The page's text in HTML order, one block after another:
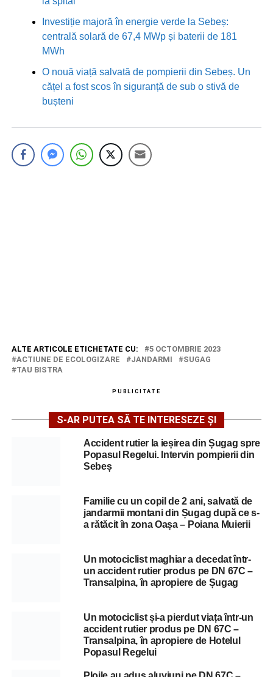
Investiție majoră în energie verde la Sebeș:
centrală solară de 67,4 MWp și baterii de 181
MWh
O nouă viață salvată de pompierii din Sebeș. Un
cățel a fost scos în siguranță de sub o stivă de
bușteni
ALTE ARTICOLE ETICHETATE CU:
5 OCTOMBRIE 2023
ACTIUNE DE ECOLOGIZARE
JANDARMI
SUGAG
TAU BISTRA
PUBLICITATE
S-AR PUTEA SĂ TE INTERESEZE ȘI
Accident rutier la ieșirea din Șugag spre
Popasul Regelui. Intervin pompierii din
Sebeș
Familie cu un copil de 2 ani, salvată de
jandarmii montani din Șugag după ce s-
a rătăcit în zona Oașa – Poiana Muierii
Un motociclist maghiar a decedat într-
un accident rutier produs pe DN 67C –
Transalpina, în apropiere de Șugag
Un motociclist și-a pierdut viața într-un
accident rutier produs pe DN 67C –
Transalpina, în apropiere de Hotelul
Popasul Regelui